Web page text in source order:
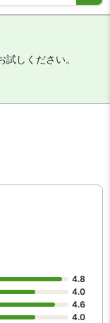
しください。
4.8
4.0
4.6
4.0